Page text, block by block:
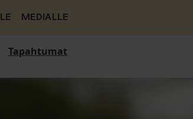
MEDIALLE
Tapahtumat